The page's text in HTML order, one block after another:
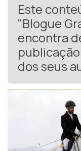
Este
"Blogue
encontra
dos seus